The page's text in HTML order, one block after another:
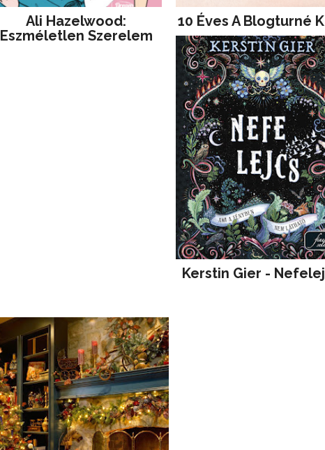
Ali Hazelwood:
Eszméletlen Szerelem
10 Éves A Blogturné
Kerstin Gier -